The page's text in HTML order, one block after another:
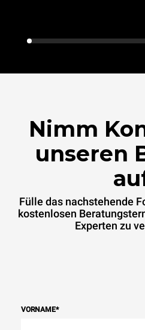
Nimm
unseren
Fülle das nachstehende
kostenlosen
Experten zu
VORNAME*